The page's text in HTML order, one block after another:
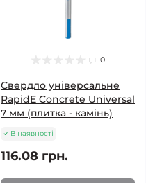
0
Свердло універсальне
RapidE Concrete Universal
7 мм (плитка - камінь)
В наявності
116.08 грн.